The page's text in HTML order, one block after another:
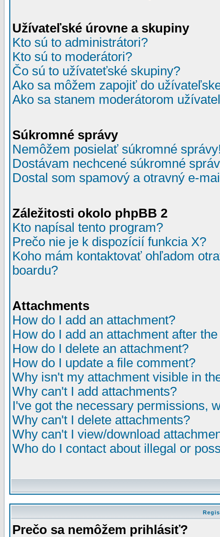
Užívateľské úrovne a skupiny
Kto sú to administrátori?
Kto sú to moderátori?
Čo sú to užívateťské skupiny?
Ako sa môžem zapojiť do
Ako sa stanem moderátorom
Súkromné správy
Nemôžem posielať súkromné
Dostávam nechcené súkromné
Dostal som spamový a otravný e-
Záležitosti okolo phpBB 2
Kto napísal tento program?
Prečo nie je k dispozícií funkcia X?
Koho mám kontaktovať ohľadom
boardu?
Attachments
How do I add an attachment?
How do I add an attachment after
How do I delete an attachment?
How do I update a file comment?
Why isn't my attachment visible in
Why can't I add attachments?
I've got the necessary permissions,
Why can't I delete attachments?
Why can't I view/download
Who do I contact about illegal or
Prečo sa nemôžem prihlásiť?